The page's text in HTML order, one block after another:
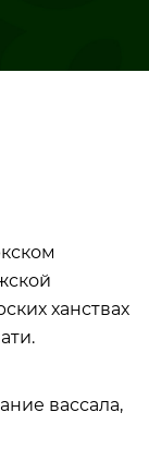
ханствах
вассала,